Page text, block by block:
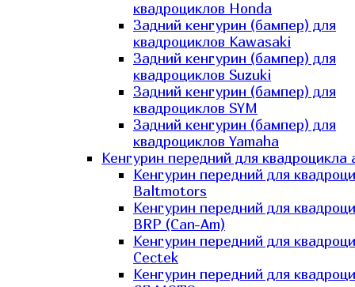
квадроциклов Honda
Задний кенгурин (бампер) для
квадроциклов Kawasaki
Задний кенгурин (бампер) для
квадроциклов Suzuki
Задний кенгурин (бампер) для
квадроциклов SYM
Задний кенгурин (бампер) для
квадроциклов Yamaha
Кенгурин передний для квадроцикла
Кенгурин передний для
Baltmotors
Кенгурин передний для
BRP (Can-Am)
Кенгурин передний для
Cectek
Кенгурин передний для